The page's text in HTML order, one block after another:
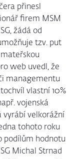
přinesl
firem MSM
žádá od
tzv. put
web uvedl, že
managementu
vlastní 10%
vojenská
vyrábí velkorážní
tohoto roku
podílům hodnotu
Michal Strnad